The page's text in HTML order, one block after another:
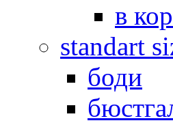
в
standart
боди